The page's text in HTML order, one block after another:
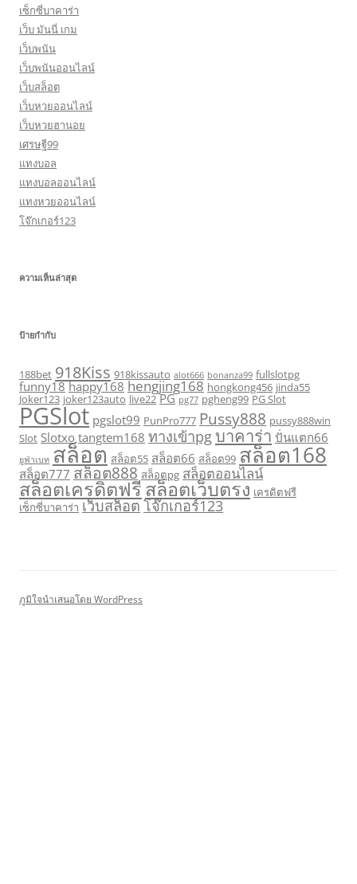
เซ็กซี่บาคาร่า
เว็บ มันนี่ เกม
เว็บพนัน
เว็บพนันออนไลน์
เว็บสล็อต
เว็บหวยออนไลน์
เว็บหวยฮานอย
เศรษฐี99
แทงบอล
แทงบอลออนไลน์
แทงหวยออนไลน์
โจ๊กเกอร์123
ความเห็นล่าสุด
ป้ายกำกับ
188bet 918Kiss 918kissauto alot666 bonanza99 fullslotpg
funny18 happy168 hengjing168 hongkong456 jinda55
Joker123 joker123auto live22 PG pg77 pgheng99 PG Slot
PGSlot pgslot99 PunPro777 Pussy888 pussy888win
Slot Slotxo tangtem168 ทางเข้าpg บาคาร่า ปั่นแตก66
ยูฟ่าเบท สล็อต สล็อต55 สล็อต66 สล็อต99 สล็อต168
สล็อต777 สล็อต888 สล็อตpg สล็อตออนไลน์
สล็อตเครดิตฟรีสล็อตเว็บตรง เครดิตฟรี
เซ็กซี่บาคาร่า เว็บสล็อตโจ๊กเกอร์123
ภูมิใจนำเสนอโดย WordPress